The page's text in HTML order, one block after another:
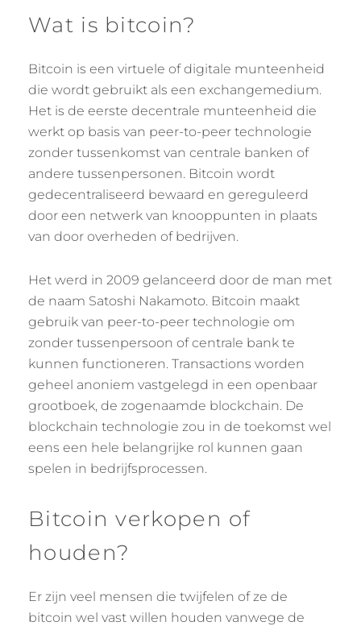
Wat is bitcoin?
Bitcoin is een virtuele of digitale munteenheid
die wordt gebruikt als een exchangemedium.
Het is de eerste decentrale munteenheid die
werkt op basis van peer-to-peer technologie
zonder tussenkomst van centrale banken of
andere tussenpersonen. Bitcoin wordt
gedecentraliseerd bewaard en gereguleerd
door een netwerk van knooppunten in plaats
van door overheden of bedrijven.
Het werd in 2009 gelanceerd door de man met
de naam Satoshi Nakamoto. Bitcoin maakt
gebruik van peer-to-peer technologie om
zonder tussenpersoon of centrale bank te
kunnen functioneren. Transactions worden
geheel anoniem vastgelegd in een openbaar
grootboek, de zogenaamde blockchain. De
blockchain technologie zou in de toekomst wel
eens een hele belangrijke rol kunnen gaan
spelen in bedrijfsprocessen.
Bitcoin verkopen of
houden?
Er zijn veel mensen die twijfelen of ze de
bitcoin wel vast willen houden vanwege de